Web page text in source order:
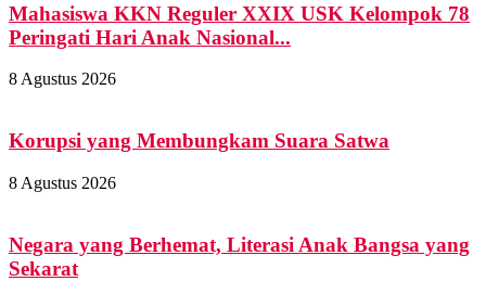
Mahasiswa KKN Reguler XXIX USK Kelompok 78
Peringati Hari Anak Nasional...
8 Agustus 2026
Korupsi yang Membungkam Suara Satwa
8 Agustus 2026
Negara yang Berhemat, Literasi Anak Bangsa yang
Sekarat